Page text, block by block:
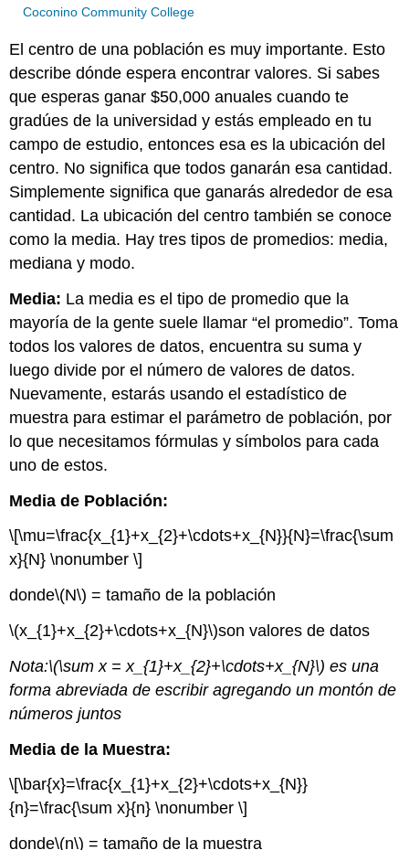
Coconino Community College
El centro de una población es muy importante. Esto
describe dónde espera encontrar valores. Si sabes
que esperas ganar $50,000 anuales cuando te
gradúes de la universidad y estás empleado en tu
campo de estudio, entonces esa es la ubicación del
centro. No significa que todos ganarán esa cantidad.
Simplemente significa que ganarás alrededor de esa
cantidad. La ubicación del centro también se conoce
como la media. Hay tres tipos de promedios: media,
mediana y modo.
Media: La media es el tipo de promedio que la
mayoría de la gente suele llamar “el promedio”. Toma
todos los valores de datos, encuentra su suma y
luego divide por el número de valores de datos.
Nuevamente, estarás usando el estadístico de
muestra para estimar el parámetro de población, por
lo que necesitamos fórmulas y símbolos para cada
uno de estos.
Media de Población:
\[\mu=\frac{x_{1}+x_{2}+\cdots+x_{N}}{N}=\frac{\sum
x}{N} \nonumber \]
donde\(N\) = tamaño de la población
\(x_{1}+x_{2}+\cdots+x_{N}\)son valores de datos
Nota:\(\sum x = x_{1}+x_{2}+\cdots+x_{N}\) es una
forma abreviada de escribir agregando un montón de
números juntos
Media de la Muestra:
\[\bar{x}=\frac{x_{1}+x_{2}+\cdots+x_{N}}
{n}=\frac{\sum x}{n} \nonumber \]
donde\(n\) = tamaño de la muestra